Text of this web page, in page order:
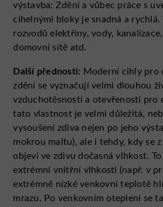
výstavba: Zdění a vůbec práce s
cihelnými bloky je snadná a rychlá.
rozvodů elektřiny, vody,
domovní sítě atd.
Další přednosti: Moderní cihly pro
zdění se vyznačují velmi dlouhou
vzduchotěsností a otevřeností pro
tato vlastnost je velmi důležitá,
vysoušení zdiva nejen po jeho
mokrou maltu), ale i tehdy, kdy se
objeví ve zdivu dočasná vlhkost.
extrémní vnitřní vlhkosti (např. v
extrémně nízké venkovní teplotě
mrazu. Po venkovním oteplení se